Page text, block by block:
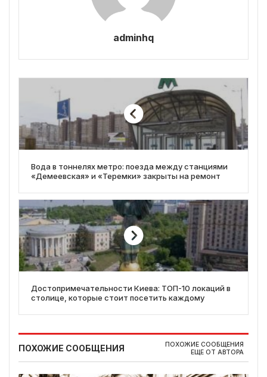
adminhq
Вода в тоннелях метро: поезда между станциями
«Демеевская» и «Теремки» закрыты на ремонт
Достопримечательности Киева: ТОП-10 локаций в
столице, которые стоит посетить каждому
ПОХОЖИЕ СООБЩЕНИЯ
ПОХОЖИЕ СООБЩЕНИЯ
ЕЩЕ ОТ АВТОРА